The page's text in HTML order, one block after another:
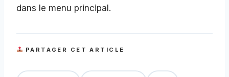
dans le menu principal.
PARTAGER CET ARTICLE